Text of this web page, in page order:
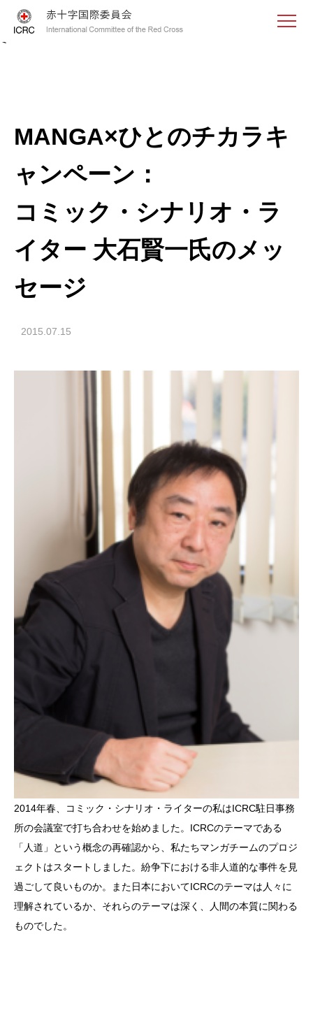
<
MANGA×ひとのチカラキ
ャンペーン：
コミック・シナリオ・ラ
イター 大石賢一氏のメッ
セージ
2015.07.15
2014年春、コミック・シナリオ・ライターの私はICRC駐日事務
所の会議室で打ち合わせを始めました。ICRCのテーマである
「人道」という概念の再確認から、私たちマンガチームのプロジ
ェクトはスタートしました。紛争下における非人道的な事件を見
過ごして良いものか。また日本においてICRCのテーマは人々に
理解されているか、それらのテーマは深く、人間の本質に関わる
ものでした。